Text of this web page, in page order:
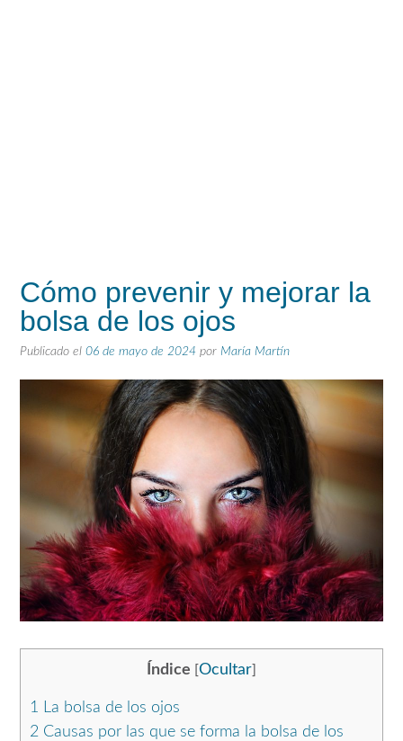
Cómo prevenir y mejorar la
bolsa de los ojos
Publicado el 06 de mayo de 2024 por María Martín
Índice Ocultar
1 La bolsa de los ojos
2 Causas por las que se forma la bolsa de los